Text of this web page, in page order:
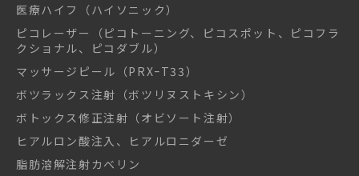
医療ハイフ（ハイソニック）
ピコレーザー（ピコトーニング、ピコスポット、ピコフラ
クショナル、ピコダブル）
マッサージピール（PRXｰT33）
ボツラックス注射（ボツリヌストキシン）
ボトックス修正注射（オビソート注射）
ヒアルロン酸注入、ヒアルロニダーゼ
脂肪溶解注射カベリン